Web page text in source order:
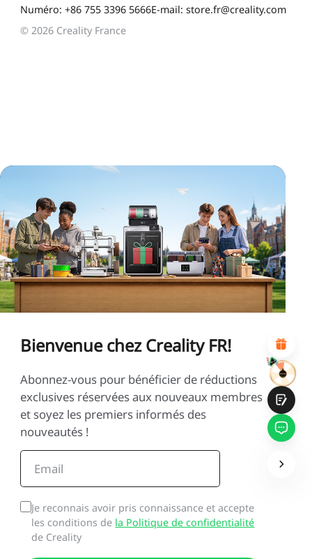
CALIFIQUE VOTRE NIVEAU DE SATISFACTION
AVEC CETTE PAGE:
INSATISFAIT
SATISFAIT
1
2 3 4 6 7 8 9 10
*RAISON DE VOTRE SATISFACTION
Contenu abondant
Chargement rapide de la page
Numéro: +86 755 3396 5666E-mail: store.fr@creality.com
© 2026 Creality France
Bienvenue chez Creality FR!
Abonnez-vous pour bénéficier de réductions
exclusives réservées aux nouveaux membres
et soyez les premiers informés des
nouveautés !
Je reconnais avoir pris connaissance et accepte
les conditions de la Politique de confidentialité
de Creality